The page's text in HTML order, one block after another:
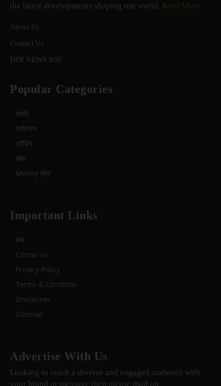
the latest developments shaping our world. Read More
About Us
Contact Us
DPR NEWS RSS
Popular Categories
चटोरे
मनोरंजन
ट्रेंडिंग
खेल
Money मंत्र
Important Links
होम
Contac Us
Privacy Policy
Terms & Condition
Disclaimer
Sitemap
Advertise With Us
Looking to reach a diverse and engaged audience with
your brand or message then please mail on